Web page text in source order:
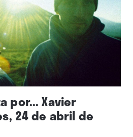
por... Xavier
24 de abril de